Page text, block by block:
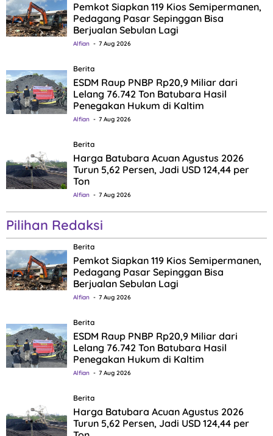
Pemkot Siapkan 119 Kios Semipermanen,
Pedagang Pasar Sepinggan Bisa
Berjualan Sebulan Lagi
Alfian 7 Aug 2026
Berita
ESDM Raup PNBP Rp20,9 Miliar dari
Lelang 76.742 Ton Batubara Hasil
Penegakan Hukum di Kaltim
Alfian 7 Aug 2026
Berita
Harga Batubara Acuan Agustus 2026
Turun 5,62 Persen, Jadi USD 124,44 per
Ton
Alfian 7 Aug 2026
Pilihan Redaksi
Berita
Pemkot Siapkan 119 Kios Semipermanen,
Pedagang Pasar Sepinggan Bisa
Berjualan Sebulan Lagi
Alfian 7 Aug 2026
Berita
ESDM Raup PNBP Rp20,9 Miliar dari
Lelang 76.742 Ton Batubara Hasil
Penegakan Hukum di Kaltim
Alfian 7 Aug 2026
Berita
Harga Batubara Acuan Agustus 2026
Turun 5,62 Persen, Jadi USD 124,44 per